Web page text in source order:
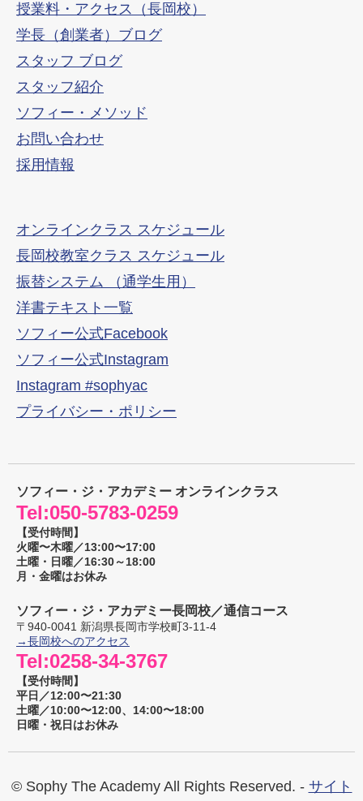
授業料・アクセス（長岡校）
学長（創業者）ブログ
スタッフ ブログ
スタッフ紹介
ソフィー・メソッド
お問い合わせ
採用情報
オンラインクラス スケジュール
長岡校教室クラス スケジュール
振替システム （通学生用）
洋書テキスト一覧
ソフィー公式Facebook
ソフィー公式Instagram
Instagram #sophyac
プライバシー・ポリシー
ソフィー・ジ・アカデミー オンラインクラス
Tel:050-5783-0259
【受付時間】
火曜〜木曜／13:00〜17:00
土曜・日曜／16:30～18:00
月・金曜はお休み
ソフィー・ジ・アカデミー長岡校／通信コース
〒 940-0041 新潟県長岡市学校町3-11-4
→長岡校へのアクセス
Tel:0258-34-3767
【受付時間】
平日／12:00〜21:30
土曜／10:00〜12:00、14:00〜18:00
日曜・祝日はお休み
© Sophy The Academy All Rights Reserved. - サイト